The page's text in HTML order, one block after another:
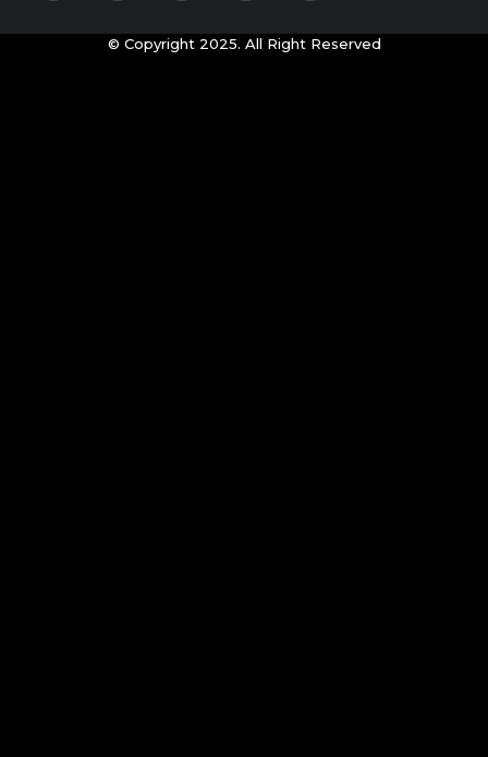
© Copyright 2025. All Right Reserved